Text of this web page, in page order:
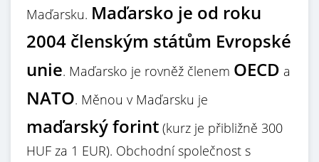
Maďarsku. Maďarsko je od roku
2004 členským státům Evropské
unie. Maďarsko je rovněž členem OECD a
NATO. Měnou v Maďarsku je
maďarský forint (kurz je přibližně 300
HUF za 1 EUR). Obchodní společnost s